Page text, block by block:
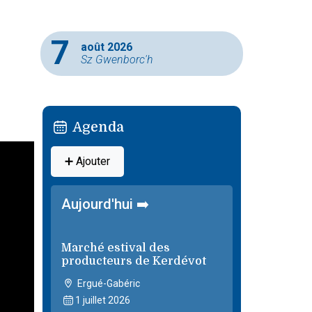
7
août 2026
Sz Gwenborc'h
Agenda
➕ Ajouter
Aujourd'hui ➡️
Marché estival des
producteurs de Kerdévot
Ergué-Gabéric
1 juillet 2026